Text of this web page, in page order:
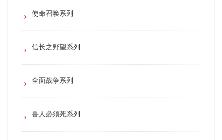
使命召唤系列
信长之野望系列
全面战争系列
兽人必须死系列